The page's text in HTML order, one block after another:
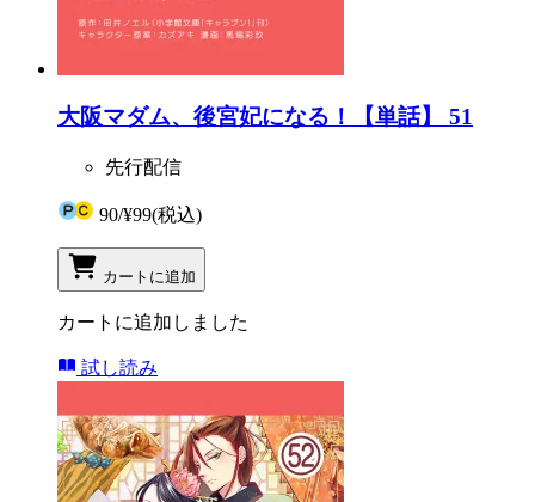
大阪マダム、後宮妃になる！【単話】 51
先行配信
90/¥99(税込)
カートに追加
カートに追加しました
試し読み